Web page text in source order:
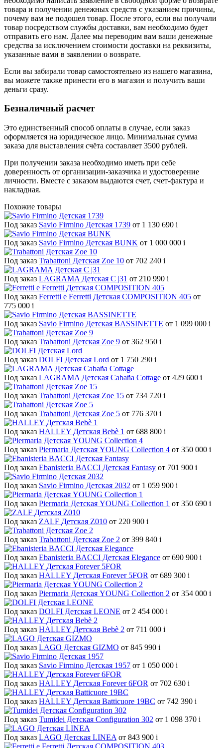
товара и получении денежных средств с указанием причины,
почему вам не подошел товар. После этого, если вы получали
товар посредством службы доставки, вам необходимо будет
отправить его нам. Далее мы переводим вам ваши денежные
средства за исключением стоимости доставки на реквизиты,
указанные вами в заявлении о возврате.
Если вы забирали товар самостоятельно из нашего магазина,
вы можете также принести его в магазин и получить ваши
деньги сразу.
Безналичный расчет
Это единственный способ оплаты в случае, если заказ
оформляется на юридическое лицо. Минимальная сумма
заказа для выставления счёта составляет 3500 рублей.
При получении заказа необходимо иметь при себе
доверенность от организации-заказчика и удостоверение
личности. Вместе с заказом выдаются счет, счет-фактура и
накладная.
Похожие товары
Под заказ Savio Firmino Детская 1739 от 1 130 690 i
Под заказ Savio Firmino Детская BUNK от 1 000 000 i
Под заказ Trabattoni Детская Zoe 10 от 702 240 i
Под заказ LAGRAMA Детская С |31 от 210 990 i
Под заказ Ferretti e Ferretti Детская COMPOSITION 405 от
775 000 i
Под заказ Savio Firmino Детская BASSINETTE от 1 099 000 i
Под заказ Trabattoni Детская Zoe 9 от 362 950 i
Под заказ DOLFI Детская Lord от 1 750 290 i
Под заказ LAGRAMA Детская Cabaña Cottage от 429 600 i
Под заказ Trabattoni Детская Zoe 15 от 734 720 i
Под заказ Trabattoni Детская Zoe 5 от 776 370 i
Под заказ HALLEY Детская Bebè 1 от 688 800 i
Под заказ Piermaria Детская YOUNG Collection 4 от 350 000 i
Под заказ Ebanisteria BACCI Детская Fantasy от 701 900 i
Под заказ Savio Firmino Детская 2032 от 1 059 900 i
Под заказ Piermaria Детская YOUNG Collection 1 от 350 690 i
Под заказ ZALF Детская Z010 от 220 900 i
Под заказ Trabattoni Детская Zoe 2 от 399 840 i
Под заказ Ebanisteria BACCI Детская Elegance от 690 900 i
Под заказ HALLEY Детская Forever 5FOR от 689 300 i
Под заказ Piermaria Детская YOUNG Collection 2 от 354 000 i
Под заказ DOLFI Детская LEONE от 2 454 000 i
Под заказ HALLEY Детская Bebè 2 от 711 000 i
Под заказ LAGO Детская GIZMO от 845 990 i
Под заказ Savio Firmino Детская 1957 от 1 050 000 i
Под заказ HALLEY Детская Forever 6FOR от 702 630 i
Под заказ HALLEY Детская Batticuore 19BC от 742 390 i
Под заказ Tumidei Детская Configuration 302 от 1 098 370 i
Под заказ LAGO Детская LINEA от 843 900 i